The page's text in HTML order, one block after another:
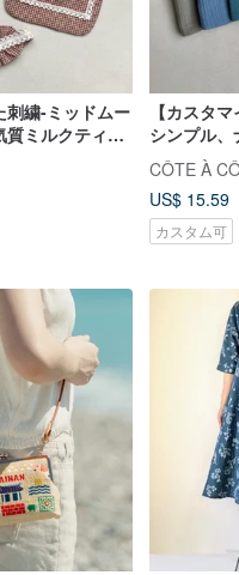
刺繍-ミッドムー
質ミルクティー
ース口ターバ
【カスタ
シンプル
トコットン
CÔTE À
US$ 15.59
カスタム可